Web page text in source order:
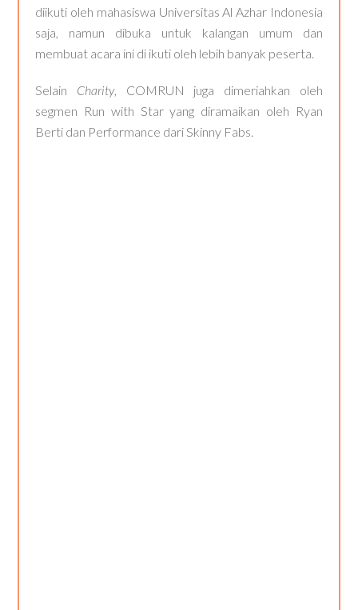
diikuti oleh mahasiswa Universitas Al Azhar Indonesia
saja, namun dibuka untuk kalangan umum dan
membuat acara ini di ikuti oleh lebih banyak peserta.
Selain Charity, COMRUN juga dimeriahkan oleh
segmen Run with Star yang diramaikan oleh Ryan
Berti dan Performance dari Skinny Fabs.